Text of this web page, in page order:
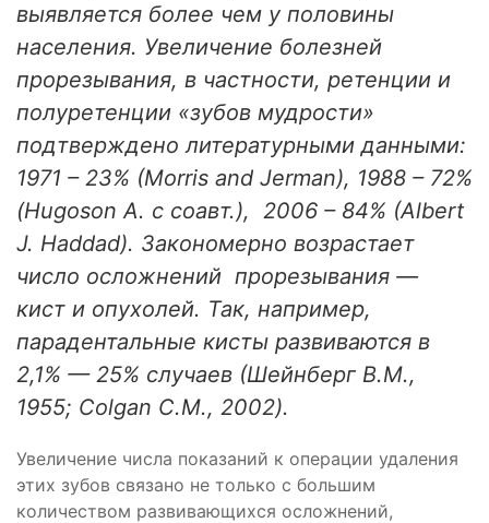
выявляется более чем у половины
населения. Увеличение болезней
прорезывания, в частности, ретенции и
полуретенции «зубов мудрости»
подтверждено литературными данными:
1971 – 23% (Morris and Jerman), 1988 – 72%
(Hugoson A. с соавт.), 2006 – 84% (Albert
J. Haddad). Закономерно возрастает
число осложнений прорезывания —
кист и опухолей. Так, например,
парадентальные кисты развиваются в
2,1% — 25% случаев (Шейнберг В.М.,
1955; Colgan C.M., 2002).
Увеличение числа показаний к операции удаления
этих зубов связано не только с большим
количеством развивающихся осложнений,